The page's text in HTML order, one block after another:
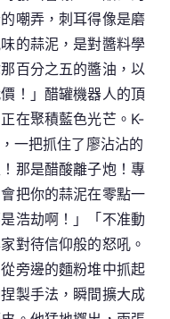
嘲弄，刺耳得像是磨
的蒜泥，是對醬料學
百分之五的醬油，以
！」醋罐機器人的頂
在聚積藍色光芒。K-
一把抓住了廖沾沾的
那是醋酸離子炮！專
把你的蒜泥在零點一
浩劫啊！」「不准動
對待信仰般的怒吼。
旁邊的麵粉堆中抓起
製手法，瞬間擴大成